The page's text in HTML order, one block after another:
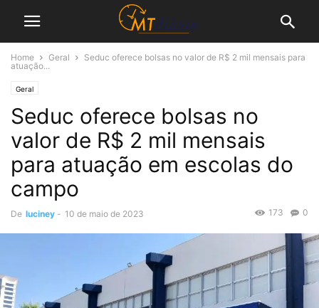
Home Geral
Seduc oferece bolsas no valor de R$ 2 mil mensais para
atuação...
Geral
Seduc oferece bolsas no
valor de R$ 2 mil mensais
para atuação em escolas do
campo
De luciney - 10 de maio de 2023 0
173